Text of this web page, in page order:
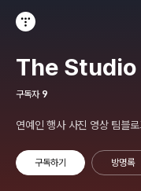
The Studio
구독자 9
구독하기 방명록